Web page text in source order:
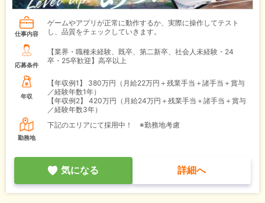
仕事内容
ゲームやアプリが正常に動作するか、実際に操作してテスト
し、品質をチェックしていきます。
応募条件
【業界・職種未経験、既卒、第二新卒、社会人未経験・24
卒・25卒歓迎】高卒以上
年収
【年収例1】
380万円（月給22万円＋残業手当＋諸手当＋賞与
／経験年数1年）
【年収例2】
420万円（月給24万円＋残業手当＋諸手当＋賞与
／経験年数3年）
勤務地
下記のエリアにて採用中！ ※勤務地考慮
気になる 詳細へ